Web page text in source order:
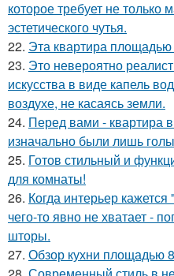
которое требует не только
эстетического чутья.
22. Эта квартира площадью
23. Это невероятно
искусства в виде капель
воздухе, не касаясь земли.
24. Перед вами - квартира
изначально были лишь
25. Готов стильный и
для комнаты!
26. Когда интерьер
чего-то явно не хватает -
шторы.
27. Обзор кухни площадью